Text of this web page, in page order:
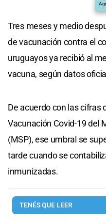
Tres meses y medio
de vacunación contra el
uruguayos ya recibió al
vacuna, según datos
De acuerdo con las cifras
Vacunación Covid-19 del
(MSP), ese umbral se
tarde cuando se
inmunizadas.
TENÉS QUE LEER